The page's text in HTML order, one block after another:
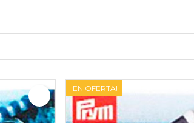
¡EN OFERTA!